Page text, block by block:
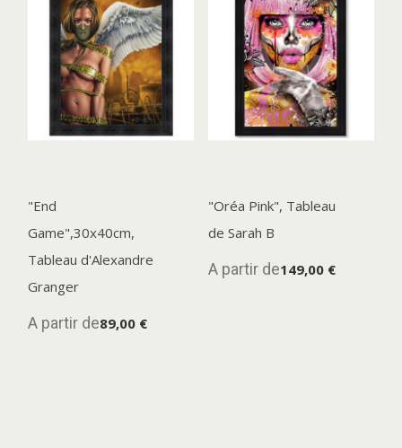
"End
Game",30x40cm,
Tableau d'Alexandre
Granger
A partir de89,00 €
"Oréa Pink", Tableau
de Sarah B
A partir de149,00 €